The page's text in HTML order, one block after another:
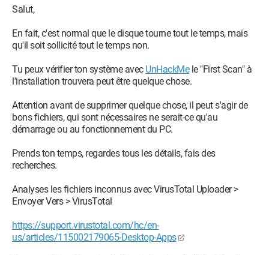
Salut,
En fait, c'est normal que le disque tourne tout le temps, mais
qu'il soit sollicité tout le temps non.
Tu peux vérifier ton système avec UnHackMele "First Scan" à
l'installation trouvera peut être quelque chose.
Attention avant de supprimer quelque chose, il peut s'agir de
bons fichiers, qui sont nécessaires ne serait-ce qu'au
démarrage ou au fonctionnement du PC.
Prends ton temps, regardes tous les détails, fais des
recherches.
Analyses les fichiers inconnus avec VirusTotal Uploader >
Envoyer Vers > VirusTotal
https://support.virustotal.com/hc/en-
us/articles/115002179065-Desktop-Apps